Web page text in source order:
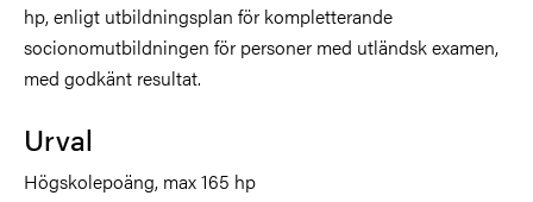
hp, enligt utbildningsplan för kompletterande
socionomutbildningen för personer med utländsk examen,
med godkänt resultat.
Urval
Högskolepoäng, max 165 hp